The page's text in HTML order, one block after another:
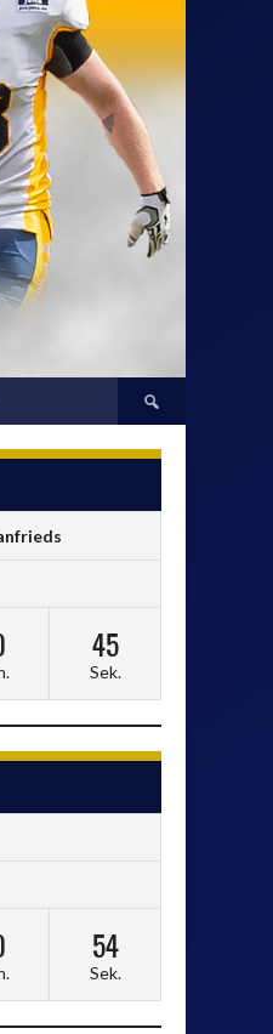
Suchen
nach:
45
Sek.
54
Sek.